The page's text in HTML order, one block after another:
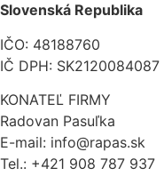
Slovenská Republika
IČO: 48188760
IČ DPH: SK2120084087
KONATEĽ FIRMY
Radovan Pasuľka
E-mail: info@rapas.sk
Tel.: +421 908 787 937